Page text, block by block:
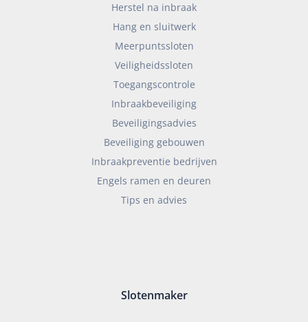
Herstel na inbraak
Hang en sluitwerk
Meerpuntssloten
Veiligheidssloten
Toegangscontrole
Inbraakbeveiliging
Beveiligingsadvies
Beveiliging gebouwen
Inbraakpreventie bedrijven
Engels ramen en deuren
Tips en advies
Slotenmaker